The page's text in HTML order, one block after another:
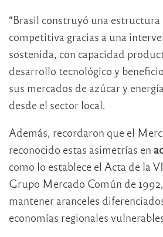
“Brasil construyó una
competitiva gracias a una
sostenida, con capacidad
desarrollo tecnológico y
sus mercados de azúcar y
desde el sector local.
Además, recordaron que el
reconocido estas asimetrías en
como lo establece el Acta de la
Grupo Mercado Común de
mantener aranceles
economías regionales